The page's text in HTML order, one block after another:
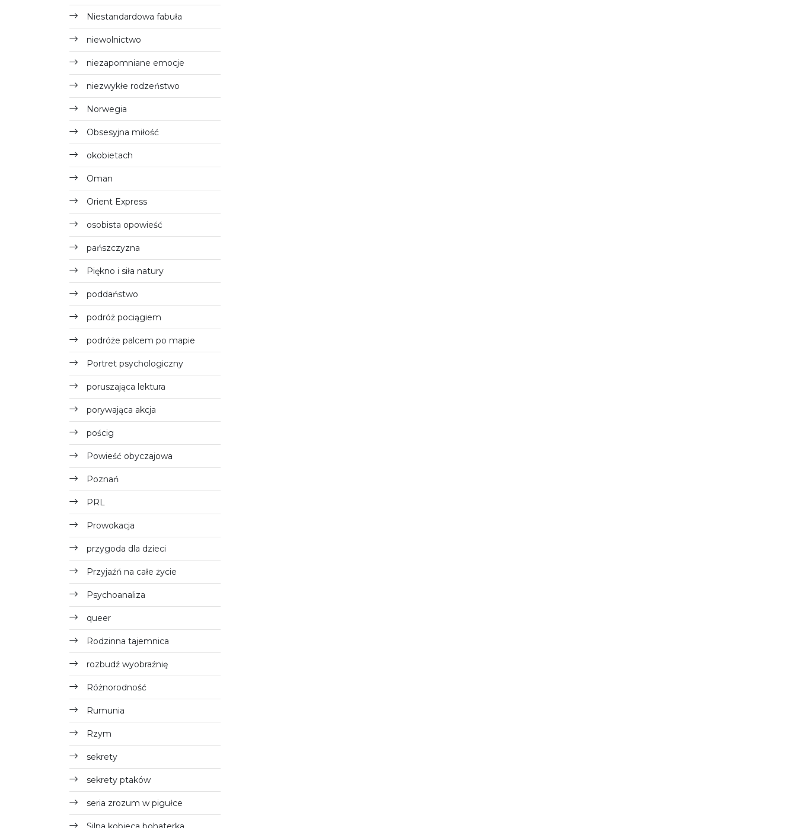
Niestandardowa fabuła
niewolnictwo
niezapomniane emocje
niezwykłe rodzeństwo
Norwegia
Obsesyjna miłość
okobietach
Oman
Orient Express
osobista opowieść
pańszczyzna
Piękno i siła natury
poddaństwo
podróż pociągiem
podróże palcem po mapie
Portret psychologiczny
poruszająca lektura
porywająca akcja
pościg
Powieść obyczajowa
Poznań
PRL
Prowokacja
przygoda dla dzieci
Przyjaźń na całe życie
Psychoanaliza
queer
Rodzinna tajemnica
rozbudź wyobraźnię
Różnorodność
Rumunia
Rzym
sekrety
sekrety ptaków
seria zrozum w pigułce